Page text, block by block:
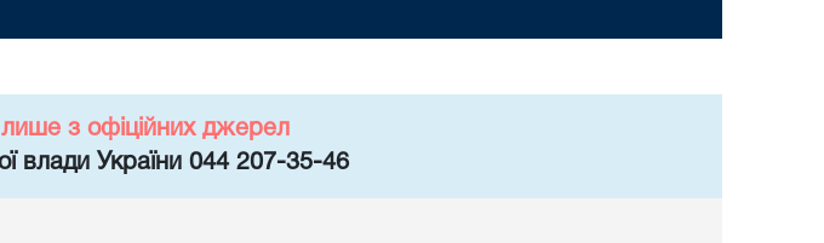
з офіційних джерел
влади України 044 207-35-46